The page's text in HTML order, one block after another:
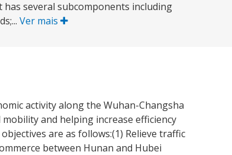
several subcomponents including
Ver mais
activity along the Wuhan-Changsha
and helping increase efficiency
are as follows:(1) Relieve traffic
between Hunan and Hubei